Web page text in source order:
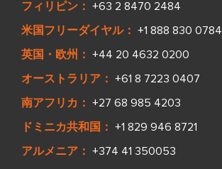
フィリピン： +63 2 8470 2484
米国フリーダイヤル： +1 888 830 0784
英国・欧州： +44 20 4632 0200
オーストラリア： +61 8 7223 0407
南アフリカ： +27 68 985 4203
ドミニカ共和国： +1 829 946 8721
アルメニア： +374 41 350053